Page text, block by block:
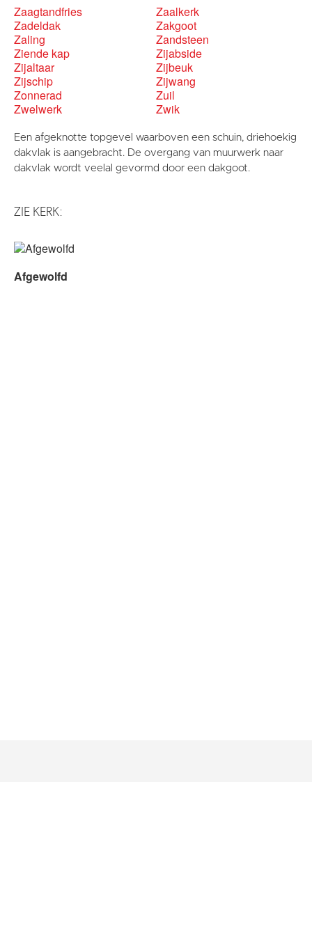
Zaagtandfries
Zaalkerk
Zadeldak
Zakgoot
Zaling
Zandsteen
Ziende kap
Zijabside
Zijaltaar
Zijbeuk
Zijschip
Zijwang
Zonnerad
Zuil
Zwelwerk
Zwik
Een afgeknotte topgevel waarboven een schuin, driehoekig
dakvlak is aangebracht. De overgang van muurwerk naar
dakvlak wordt veelal gevormd door een dakgoot.
ZIE KERK:
Afgewolfd